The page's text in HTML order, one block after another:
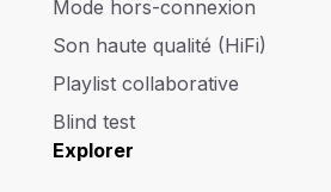
Mode hors-connexion
Son haute qualité (HiFi)
Playlist collaborative
Blind test
Explorer